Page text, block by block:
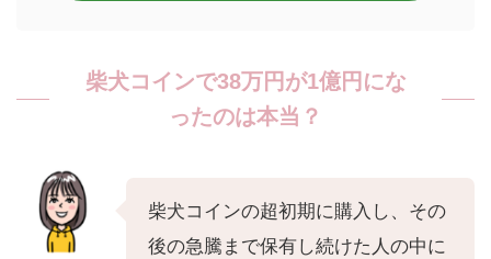
柴犬コインで38万円が1億円にな
ったのは本当？
柴犬コインの超初期に購入し、その
後の急騰まで保有し続けた人の中に